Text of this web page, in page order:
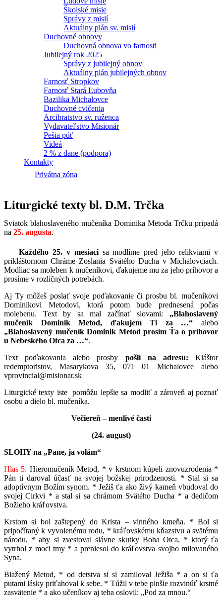
Školské misie
Správy z misií
Aktuálny plán sv. misií
Duchovné obnovy
Duchovná obnova vo farnosti
Jubilejný rok 2025
Správy z jubilejný obnov
Aktuálny plán jubilejných obnov
Farnosť Stropkov
Farnosť Stará Ľubovňa
Bazilika Michalovce
Duchovné cvičenia
Arcibratstvo sv. ruženca
Vydavateľstvo Misionár
Pešia púť
Videá
2 % z dane (podpora)
Kontakty
Privátna zóna
Liturgické texty bl. D.M. Trčka
Sviatok blahoslaveného mučeníka Dominika Metoda Trčku pripadá
na 25. augusta.
Každého 25. v mesiacisa modlíme pred jeho relikviami v
prikláštornom Chráme Zoslania Svätého Ducha v Michalovciach.
Modliac sa moleben k mučeníkovi, ďakujeme mu za jeho príhovor a
prosíme v rozličných potrebách.
Aj Ty môžeš poslať svoje poďakovanie či prosbu bl. mučeníkovi
Dominikovi Metodovi, ktorá potom bude prednesená počas
molebenu. Text by sa mal začínať slovami: „Blahoslavený
mučeník Dominik Metod, ďakujem Ti za …“ alebo
„Blahoslavený mučeník Dominik Metod prosím Ťa o príhovor
u Nebeského Otca za …“.
Text poďakovania alebo prosby pošli na adresu: Kláštor
redemptoristov, Masarykova 35, 071 01 Michalovce alebo
vprovincial@misionar.sk
Liturgické texty iste pomôžu lepšie sa modliť a zároveň aj poznať
osobu a dielo bl. mučeníka.
Večiereň – menlivé časti
(24. august)
SLOHY na „Pane, ja volám“
Hlas 5. Hieromučeník Metod, * v krstnom kúpeli znovuzrodenia *
Pán ti daroval účasť na svojej božskej prirodzenosti. * Stal si sa
adoptívnym Božím synom. * Ježiš ťa ako živý kameň vbudoval do
svojej Cirkvi * a stal si sa chrámom Svätého Ducha * a dedičom
Božieho kráľovstva.
Krstom si bol zaštepený do Krista – vinného kmeňa. * Bol si
pripočítaný k vyvolenému rodu, * kráľovskému kňazstvu a svätému
národu, * aby si zvestoval slávne skutky Boha Otca, * ktorý ťa
vytrhol z moci tmy * a preniesol do kráľovstva svojho milovaného
Syna.
Blažený Metod, * od detstva si si zamiloval Ježiša * a on si ťa
putami lásky priťahoval k sebe. * Túžil v tebe plnšie rozvinúť krstné
zasvätenie * a ako učeníkov aj teba oslovil: „Pod za mnou.“